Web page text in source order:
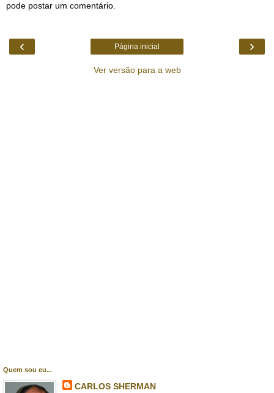
pode postar um comentário.
‹ ›
Página inicial
Ver versão para a web
Quem sou eu...
CARLOS SHERMAN